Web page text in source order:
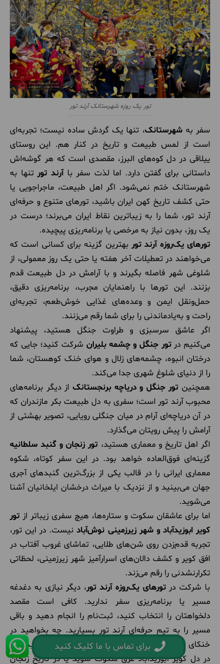
تور یک روزه شهرستانک آرند تور
سفر به شهرستانک، تنها یک گردش ساده نیست؛ تجربه‌ای
است از لمس طبیعت و تاریخ در کنار هم. این روستای
ییلاقی در دل کوه‌های البرز، مقصدی است که هر گوشه‌اش
داستانی برای گفتن دارد. اما لذت سفر باآرند تورتنها به
شهرستانک ختم نمی‌شود. اگر اهل طبیعت، ماجراجویی یا
حتی کشف تاریخ کهن ایران باشید، تورهای متنوع و حرفه‌ای
آرند تور، شما را به زیباترین نقاط ایران می‌برند؛ درست در
یک روز، بدون نیاز به مرخصی یا برنامه‌ریزی پیچیده.
تورهای یک‌روزه آرند تور بهترین گزینه برای کسانی است که
می‌خواهند در تعطیلات آخر هفته یا حتی یک روز معمولی، از
شلوغی شهر فاصله بگیرند و با آرامش در دل طبیعت قدم
بزنند. این تورها با راهنمایان مجرب، برنامه‌ریزی دقیق،
حمل‌ونقل ایمن و وعده‌های غذایی خوش‌طعم، تجربه‌ای
راحت و به‌یادماندنی را برای شما رقم می‌زنند.
اگر عاشق سرسبزی و طراوت جنگل هستید، پیشنهاد
می‌کنیم درتور جنگل و چشمه بلیران شرکت کنید؛ جایی که
درختان انبوه، چشمه‌های زلال و هوای خنک کوهستان، شما
را از دنیای شلوغ شهری جدا می‌کند.
همچنین تور جنگل و دریاچه برنجستانک از دیگر برنامه‌های
محبوب آرند تور است؛ سفری به دل طبیعت بکر مازندران که
در آن دریاچه‌ای آرام در میان جنگلی رویایی، تصویر بهشتی از
آرامش را پیش رویتان می‌گذارد.
اگر اهل تاریخ و معماری هستید، تور زنجان و گنبد سلطانیه
گزینه‌ای فوق‌العاده خواهد بود. در این سفر کوتاه، شکوه
معماری ایرانی را در قالب یکی از بزرگ‌ترین گنبدهای آجری
جهان می‌بینید و از نزدیک با میراث درخشان ایلخانیان آشنا
می‌شوید.
اما برای عاشقان سکوت و ستاره‌ها، هیچ سفری زیباتر از تور
کویر ابوزیدآباد و شهر زیرزمینی نوش‌آبادنیست. در این تور،
تجربه قدم‌زدن روی شن‌های طلایی، تماشای غروب آفتاب در
افق کویر و کشف دالان‌های اسرارآمیز شهر زیرزمینی، لحظاتی
تکرارنشدنی را رقم می‌زند.
با شرکت درتورهای یک‌روزه آرند تور، دیگر نیازی به دغدغه
مسیر یا برنامه‌ریزی سفر ندارید. کافی است مقصد
دلخواهتان را انتخاب کنید، ثبت‌نام را انجام دهید و باقی
مسیر را به تیم حرفه‌ای آرند تور بسپارید. چه بخواهید در
خنکای ییلاق‌های البرز مانند شهرستانک نفس بکشید، چه
در دل کویر ابوزیدآباد غرق سکوت شوید یا در تاریخ زنجان
برای تماس با ما کلیک کنید